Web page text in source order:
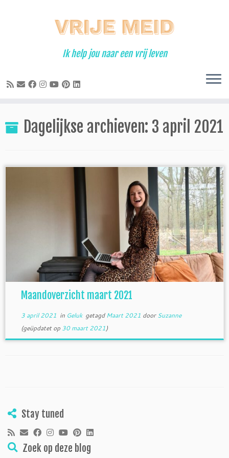
Ik help jou naar een vrij leven
Dagelijkse archieven: 3 april 2021
Maandoverzicht maart 2021
3 april 2021 in Geluk getagdMaart 2021 doorSuzanne
(geüpdatet op 30 maart 2021)
Stay tuned
Zoek op deze blog